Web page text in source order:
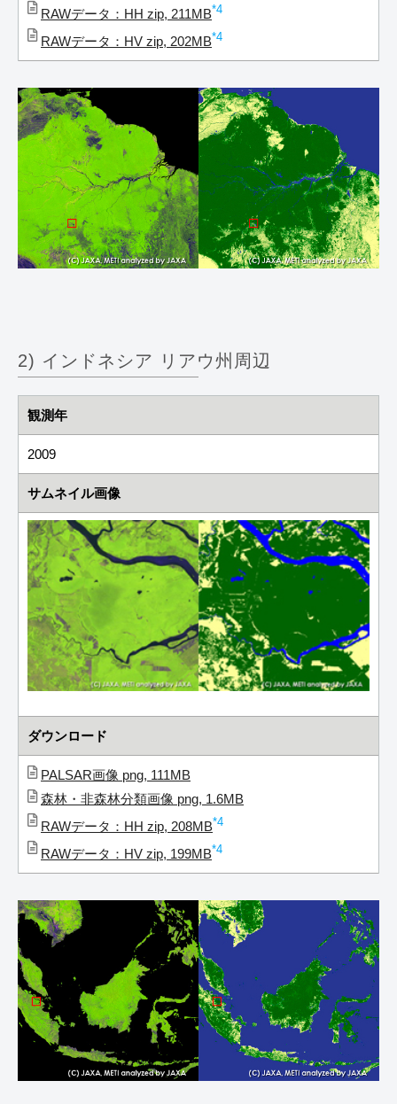
RAWデータ：HH zip, 211MB*4
RAWデータ：HV zip, 202MB*4
2) インドネシア リアウ州周辺
観測年
2009
サムネイル画像
ダウンロード
PALSAR画像 png, 111MB
森林・非森林分類画像 png, 1.6MB
RAWデータ：HH zip, 208MB*4
RAWデータ：HV zip, 199MB*4